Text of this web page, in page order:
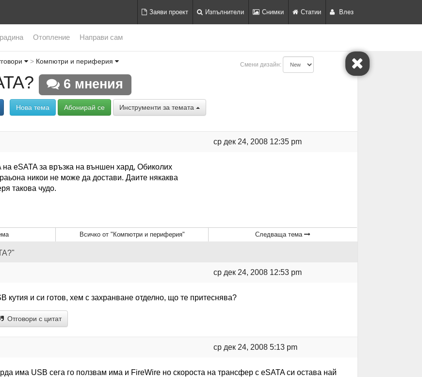
Заяви проект Изпълнители Снимки Статии Влез
Отопление Направи сам
Компютри и периферия Смени дизайн:
6 мнения
Нова тема Абонирай се Инструменти за темата
ср дек 24, 2008 12:35 pm
еSATA за връзка на външен хард, Обиколих
никои не може да достави. Даите някаква
такова чудо.
Всичко от "Компютри и периферия" Следваща тема
ср дек 24, 2008 12:53 pm
кутия и си готов, хем с захранване отделно, що те притеснява?
Отговори с цитат
ср дек 24, 2008 5:13 pm
има USB сега го ползвам има и FireWire но скороста на трансфер с еSATA си остава най